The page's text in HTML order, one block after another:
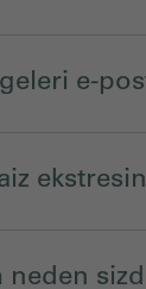
e-
neden